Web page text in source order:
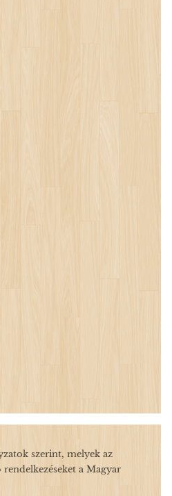
szerint, melyek az
a Magyar